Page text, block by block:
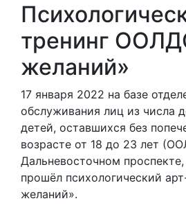
тренинг
желаний»
17 января 2022 на базе
обслуживания лиц из числа
детей, оставшихся без
возрасте от 18 до 23 лет
Дальневосточном
прошёл психологический
желаний».